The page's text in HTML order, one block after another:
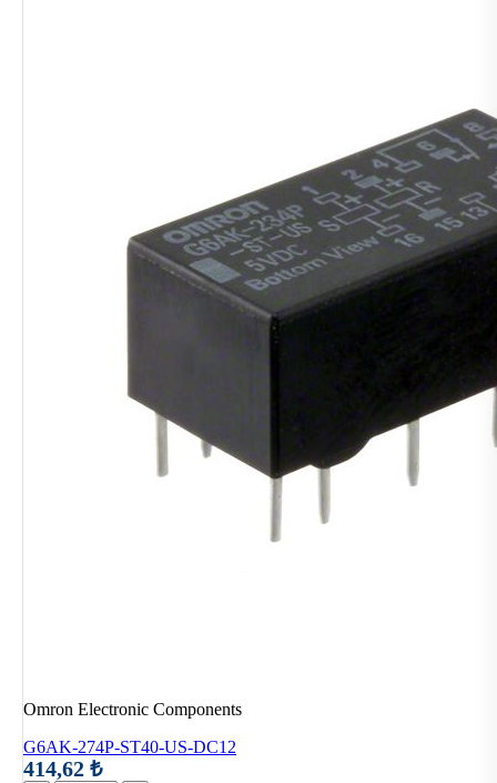
Omron Electronic Components
G6AK-274P-ST40-US-DC12
414,62 ₺